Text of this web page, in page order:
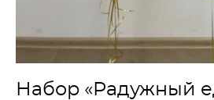
Набор «Радужный